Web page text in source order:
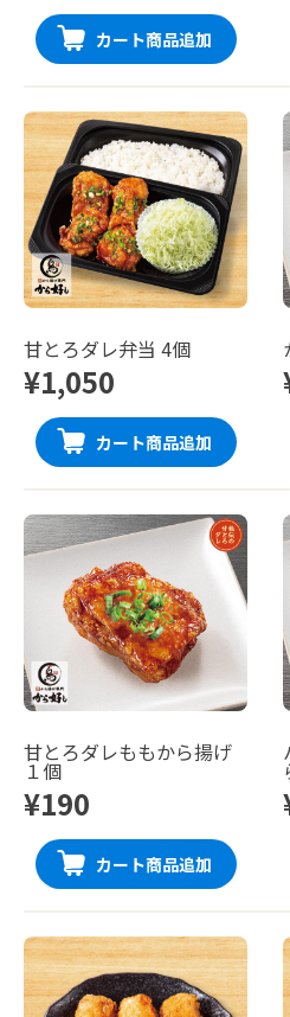
カート商品追加
甘とろダレ弁当 4個
¥1,050
カート商品追加
甘とろダレももから揚げ
１個
¥190
カート商品追加